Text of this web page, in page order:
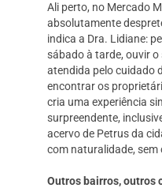
Ali perto, no Mercado
absolutamente
indica a Dra. Lidiane:
sábado à tarde, ouvir
atendida pelo cuidado
encontrar os
cria uma experiência
surpreendente,
acervo de Petrus da
com naturalidade, sem
Outros bairros, outros